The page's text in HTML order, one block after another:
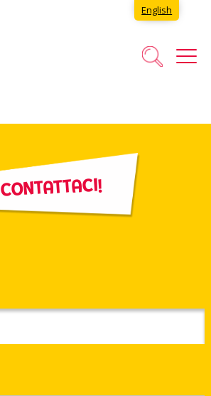
CONTATTACI!
English